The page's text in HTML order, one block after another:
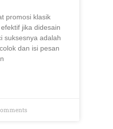
promosi klasik
jika didesain
suksesnya adalah
dan isi pesan